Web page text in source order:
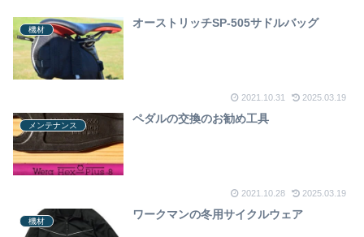
機材
オーストリッチSP-505サドルバッグ
2021.10.31 2025.03.19
メンテナンス
ペダルの交換のお勧め工具
2021.10.28 2025.03.19
機材
ワークマンの冬用サイクルウェア